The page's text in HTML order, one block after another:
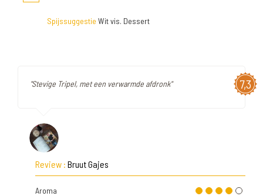
Spijssuggestie Wit vis. Dessert
7,3
"Stevige Tripel, met een verwarmde afdronk"
Review : Bruut Gajes
Aroma